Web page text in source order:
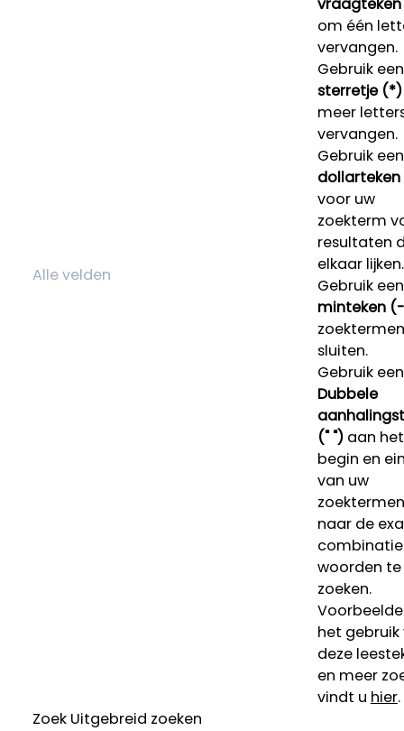
om één
vervangen.
Gebruik een
sterretje (*)
meer
vervangen.
Gebruik een
voor uw
zoekterm
resultaten
elkaar lijken.
Gebruik een
minteken
sluiten.
Gebruik een
Dubbele
(" ")aan het
begin en
van uw
naar de
woorden te
zoeken.
het gebruik
deze
en meer
vindt u hier.
Zoek Uitgebreid zoeken